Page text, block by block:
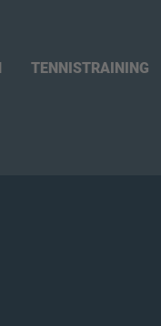
TENNISTRAINING